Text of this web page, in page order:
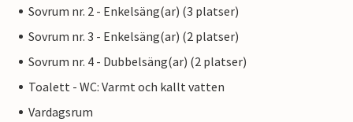
Sovrum nr. 2 - Enkelsäng(ar) (3 platser)
Sovrum nr. 3 - Enkelsäng(ar) (2 platser)
Sovrum nr. 4 - Dubbelsäng(ar) (2 platser)
Toalett - WC: Varmt och kallt vatten
Vardagsrum